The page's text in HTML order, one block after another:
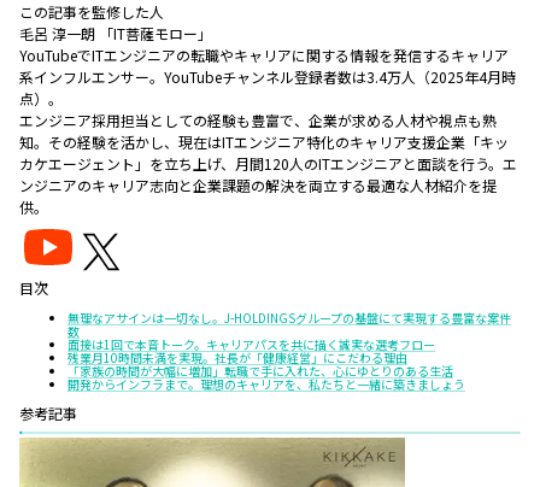
この記事を監修した人
毛呂 淳一朗 「IT菩薩モロー」
YouTubeでITエンジニアの転職やキャリアに関する情報を発信するキャリア
系インフルエンサー。YouTubeチャンネル登録者数は3.4万人（2025年4月時
点）。
エンジニア採用担当としての経験も豊富で、企業が求める人材や視点も熟
知。その経験を活かし、現在はITエンジニア特化のキャリア支援企業「キッ
カケエージェント」を立ち上げ、月間120人のITエンジニアと面談を行う。エ
ンジニアのキャリア志向と企業課題の解決を両立する最適な人材紹介を提
供。
目次
無理なアサインは一切なし。J-HOLDINGSグループの基盤にて実現する豊富な案件
数
面接は1回で本音トーク。キャリアパスを共に描く誠実な選考フロー
残業月10時間未満を実現。社長が「健康経営」にこだわる理由
「家族の時間が大幅に増加」転職で手に入れた、心にゆとりのある生活
開発からインフラまで。理想のキャリアを、私たちと一緒に築きましょう
参考記事